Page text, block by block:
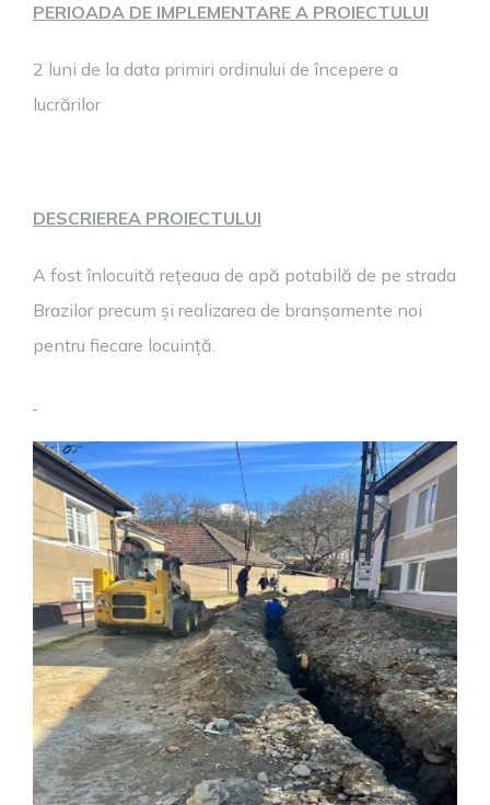
PERIOADA DE IMPLEMENTARE A PROIECTULUI
2 luni de la data primiri ordinului de începere a
lucrărilor
DESCRIEREA PROIECTULUI
A fost înlocuită rețeaua de apă potabilă de pe strada
Brazilor precum și realizarea de branșamente noi
pentru fiecare locuință.